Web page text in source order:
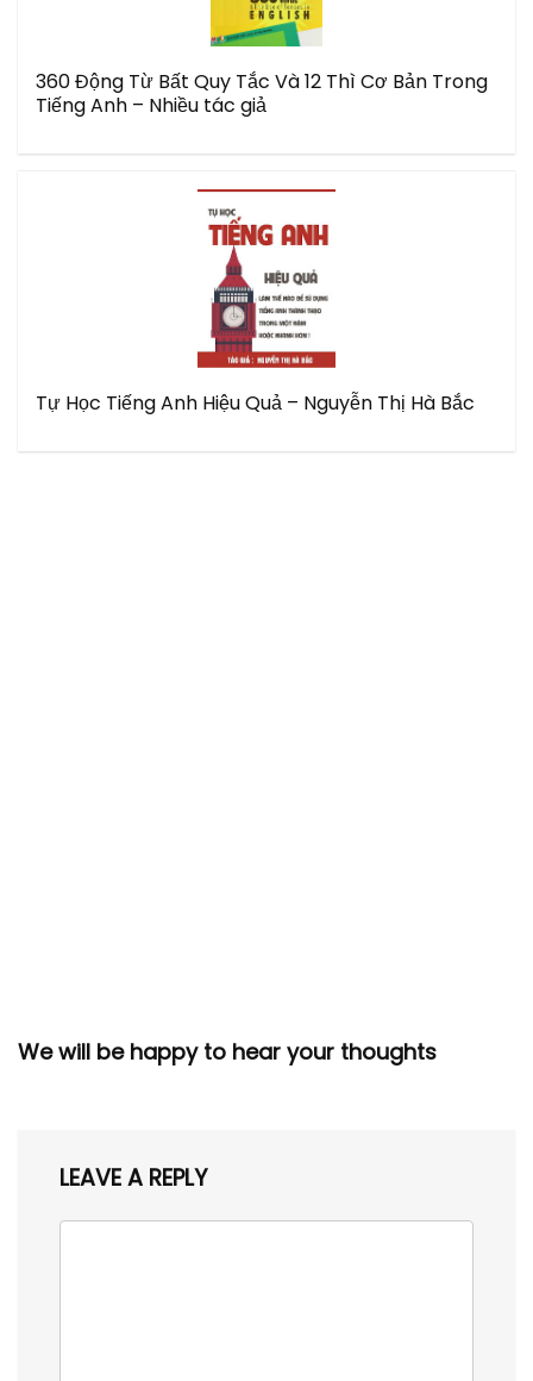
360 Động Từ Bất Quy Tắc Và 12 Thì Cơ Bản Trong
Tiếng Anh – Nhiều tác giả
Tự Học Tiếng Anh Hiệu Quả – Nguyễn Thị Hà Bắc
We will be happy to hear your thoughts
LEAVE A REPLY